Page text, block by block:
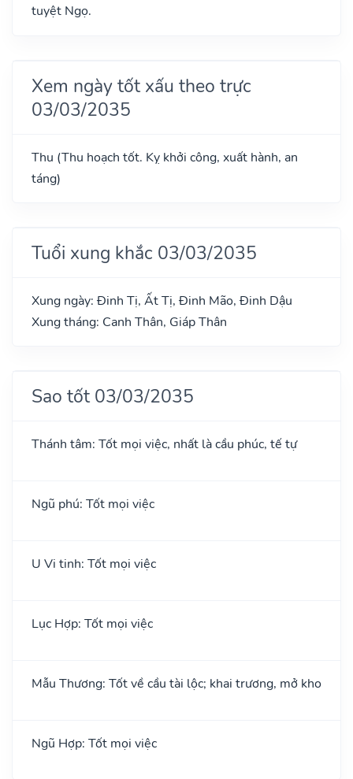
tuyệt Ngọ.
Xem ngày tốt xấu theo trực
03/03/2035
Thu (Thu hoạch tốt. Kỵ khởi công, xuất hành, an
táng)
Tuổi xung khắc 03/03/2035
Xung ngày: Đinh Tị, Ất Tị, Đinh Mão, Đinh Dậu
Xung tháng: Canh Thân, Giáp Thân
Sao tốt 03/03/2035
Thánh tâm: Tốt mọi việc, nhất là cầu phúc, tế tự
Ngũ phú: Tốt mọi việc
U Vi tinh: Tốt mọi việc
Lục Hợp: Tốt mọi việc
Mẫu Thương: Tốt về cầu tài lộc; khai trương, mở kho
Ngũ Hợp: Tốt mọi việc